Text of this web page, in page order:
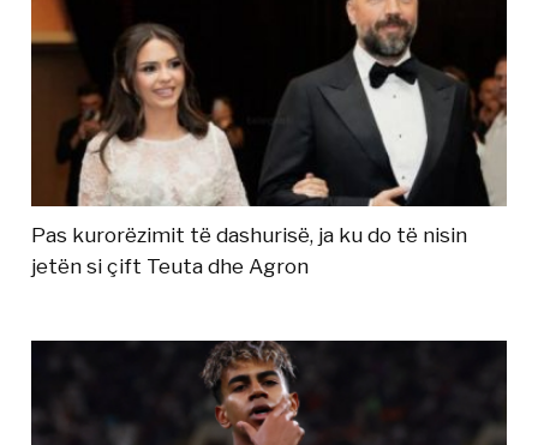
Pas kurorëzimit të dashurisë, ja ku do të nisin
jetën si çift Teuta dhe Agron